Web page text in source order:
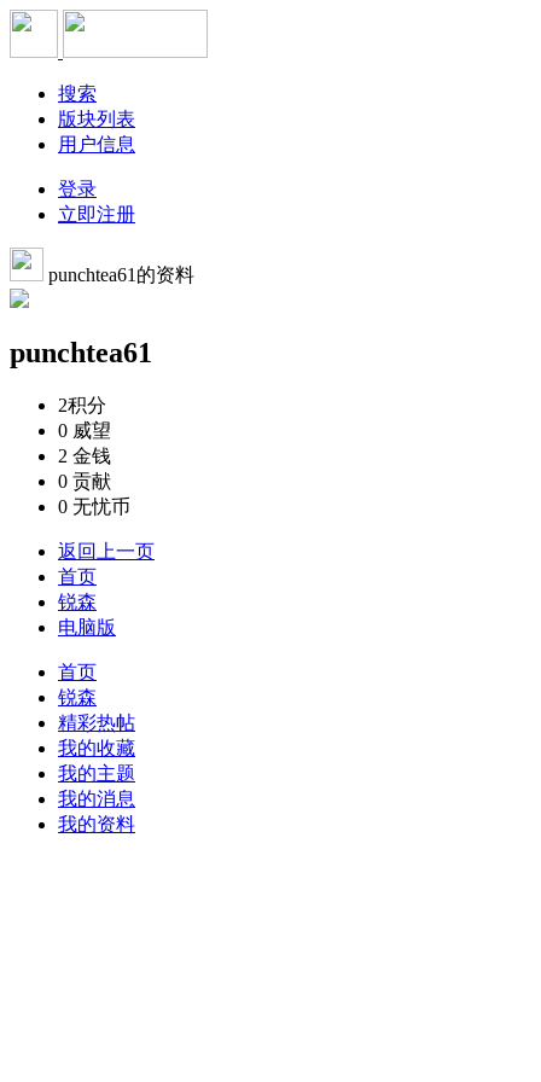
搜索
版块列表
用户信息
登录
立即注册
punchtea61的资料
punchtea61
2积分
0 威望
2 金钱
0 贡献
0 无忧币
返回上一页
首页
锐森
电脑版
首页
锐森
精彩热帖
我的收藏
我的主题
我的消息
我的资料